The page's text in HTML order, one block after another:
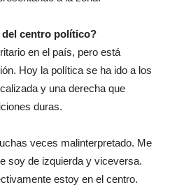
del centro político?
en el país, pero está
Hoy la política se ha ido a los
y una derecha que
duras.
veces malinterpretado. Me
soy de izquierda y viceversa.
estoy en el centro.